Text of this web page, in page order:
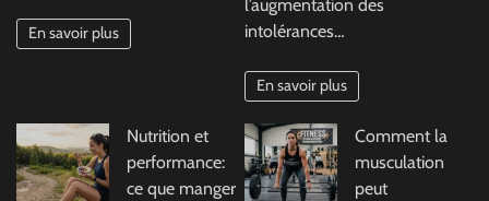
En savoir plus
l’augmentation des
intolérances…
En savoir plus
Nutrition et
performance:
ce que manger
Comment la
musculation
peut